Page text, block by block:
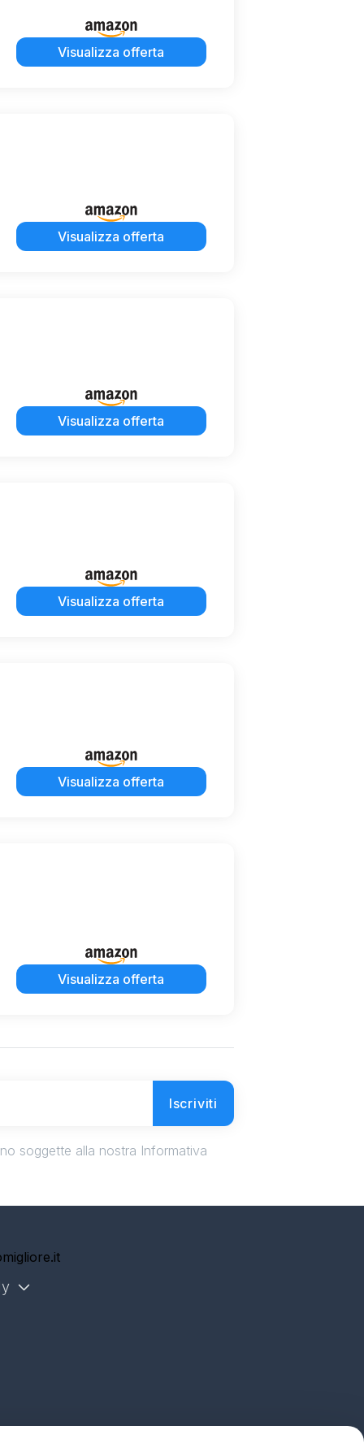
Visualizza offerta
Visualizza offerta
Visualizza offerta
Visualizza offerta
Visualizza offerta
Visualizza offerta
Iscriviti
soggette alla nostra Informativa